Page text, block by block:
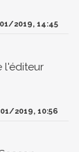
2019, 14:45
l'éditeur
2019, 10:56